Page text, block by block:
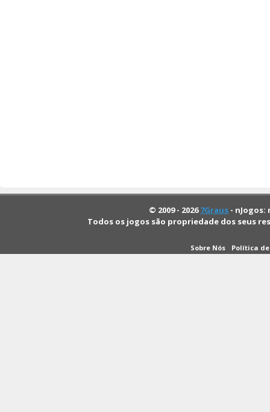
© 2009 - 20267Graus -
Todos os jogos são propriedade dos seus
Sobre Nós Política